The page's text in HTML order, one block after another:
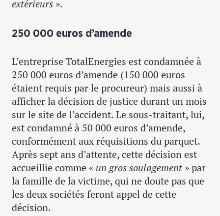
extérieurs ».
250 000 euros d’amende
L’entreprise TotalEnergies est condamnée à
250 000 euros d’amende (150 000 euros
étaient requis par le procureur) mais aussi à
afficher la décision de justice durant un mois
sur le site de l’accident. Le sous-traitant, lui,
est condamné à 50 000 euros d’amende,
conformément aux réquisitions du parquet.
Après sept ans d’attente, cette décision est
accueillie comme « un gros soulagement » par
la famille de la victime, qui ne doute pas que
les deux sociétés feront appel de cette
décision.